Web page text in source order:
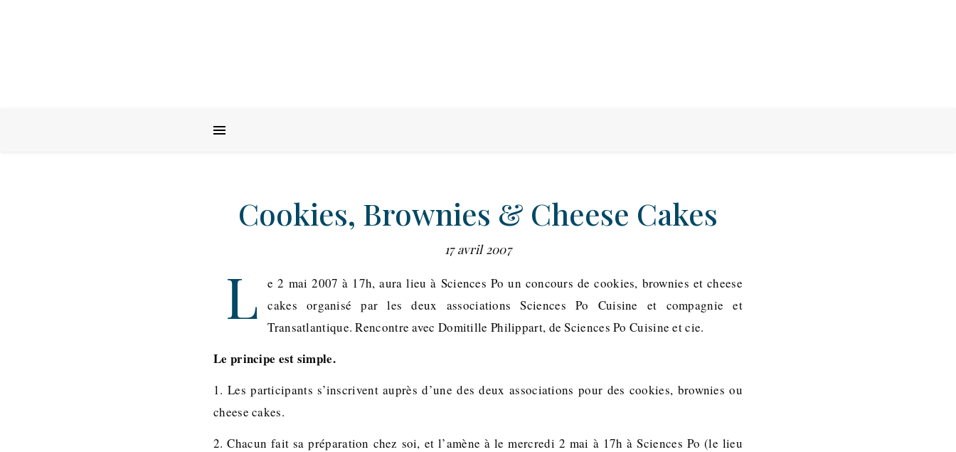
Cookies, Brownies & Cheese Cakes
17 avril 2007
L
e 2 mai 2007 à 17h, aura lieu à Sciences Po un concours de cookies, brownies et cheese
cakes organisé par les deux associations Sciences Po Cuisine et compagnie et
Transatlantique. Rencontre avec Domitille Philippart, de Sciences Po Cuisine et cie.
Le principe est simple.
1. Les participants s’inscrivent auprès d’une des deux associations pour des cookies, brownies ou
cheese cakes.
2. Chacun fait sa préparation chez soi, et l’amène à le mercredi 2 mai à 17h à Sciences Po (le lieu